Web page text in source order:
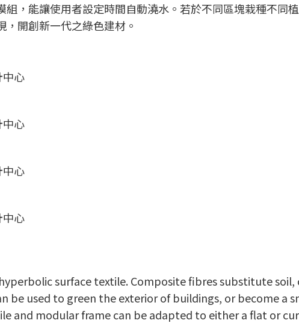
，能讓使用者設定時間自動澆水。若於不同區塊栽種不同
開創新一代之綠色建材。
心
心
心
心
surface textile. Composite fibres substitute
be used to green the exterior of buildings, or become a
and modular frame can be adapted to either a flat or